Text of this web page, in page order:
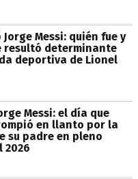
Jorge Messi: quién fue y
resultó determinante
deportiva de Lionel
Messi: el día que
en llanto por la
su padre en pleno
2026